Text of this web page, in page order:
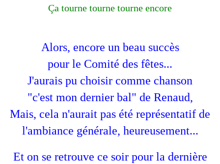
Ça tourne tourne tourne encore
Alors, encore un beau succès
pour le Comité des fêtes...
J'aurais pu choisir comme chanson
"c'est mon dernier bal" de Renaud,
Mais, cela n'aurait pas été représentatif de
l'ambiance générale, heureusement...
Et on se retrouve ce soir pour la dernière